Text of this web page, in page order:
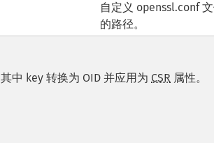
自定义 openssl.conf
的路径。
中 key 转换为 OID 并应用为 CSR 属性。